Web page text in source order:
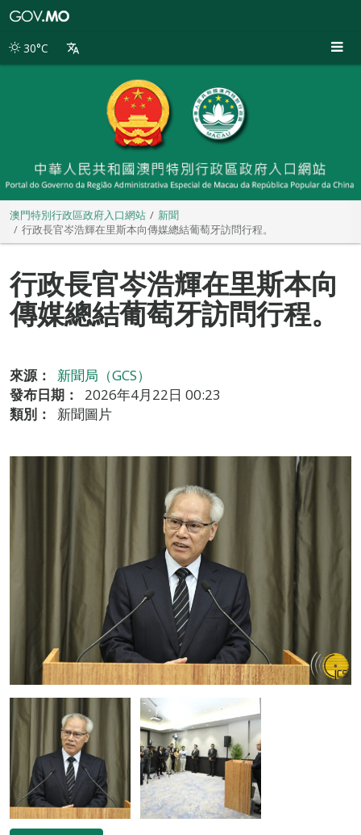
別
30°C
澳門特別行政區政府入口網站
新聞
行政長官岑浩輝在里斯本向傳媒總結葡萄牙訪問行程。
行政長官岑浩輝在里斯本向
傳媒總結葡萄牙訪問行程。
來源：
新聞局（GCS）
發布日期：
2026年4月22日 00:23
類別：
新聞圖片